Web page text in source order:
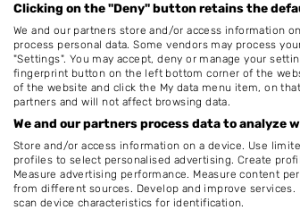
Salderes
5682EZ
Op 17,73
MNailz
Clicking on the "Deny" button retains the
We and our partners store and/or access information
process personal data. Some vendors may process
"Settings". You may accept, deny or manage your
fingerprint button on the left bottom corner of the
of the website and click the My data menu item, on
partners and will not affect browsing data.
We and our partners process data to analyze
Store and/or access information on a device. Use
profiles to select personalised advertising. Create
Measure advertising performance. Measure content
from different sources. Develop and improve
scan device characteristics for identification.